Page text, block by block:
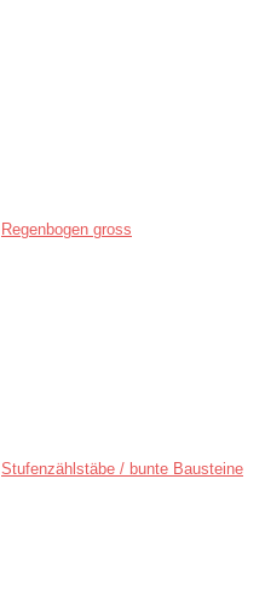
Regenbogen gross
Stufenzählstäbe / bunte Bausteine